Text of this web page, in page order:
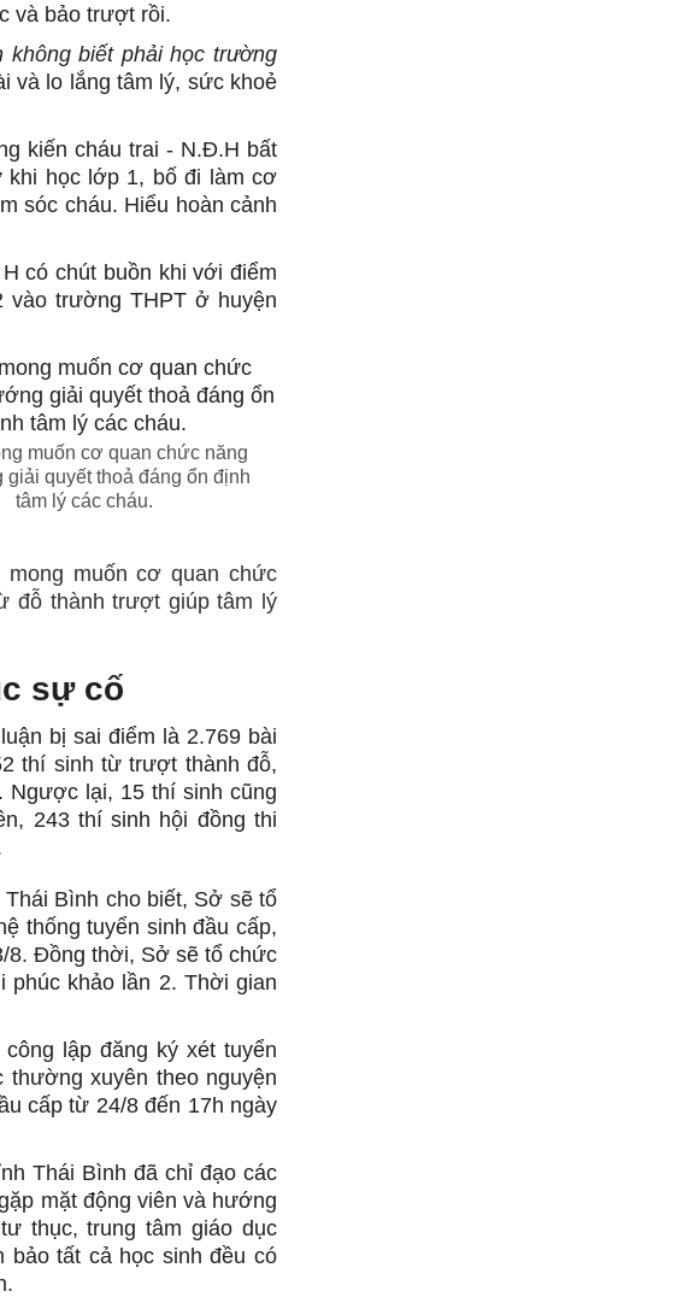
và bảo trượt rồi.
không biết phải học trường
và lo lắng tâm lý, sức khoẻ
kiến cháu trai - N.Đ.H bất
khi học lớp 1, bố đi làm cơ
sóc cháu. Hiểu hoàn cảnh
có chút buồn khi với điểm
vào trường THPT ở huyện
muốn cơ quan chức năng
quyết thoả đáng ổn định
tâm lý các cháu.
muốn cơ quan chức
đỗ thành trượt giúp tâm lý
sự cố
bị sai điểm là 2.769 bài
thí sinh từ trượt thành đỗ,
Ngược lại, 15 thí sinh cũng
243 thí sinh hội đồng thi
Bình cho biết, Sở sẽ tổ
thống tuyển sinh đầu cấp,
8. Đồng thời, Sở sẽ tổ chức
phúc khảo lần 2. Thời gian
lập đăng ký xét tuyển
xuyên theo nguyện
cấp từ 24/8 đến 17h ngày
Thái Bình đã chỉ đạo các
mặt động viên và hướng
thục, trung tâm giáo dục
bảo tất cả học sinh đều có